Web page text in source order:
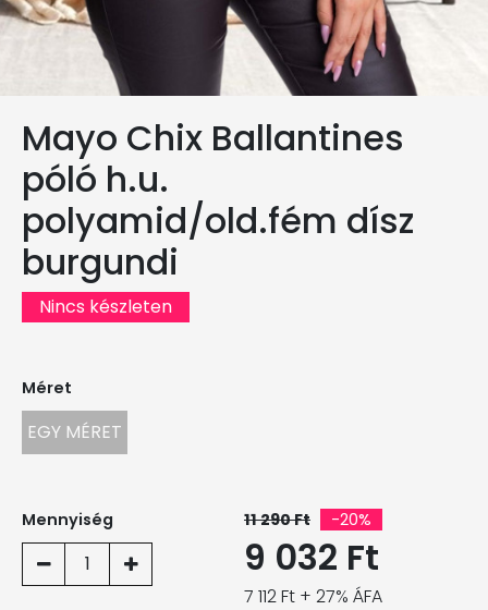
Mayo Chix Ballantines
póló h.u.
polyamid/old.fém dísz
burgundi
Nincs készleten
Méret
EGY MÉRET
Mennyiség
1
11 290 Ft -20%
9 032 Ft
7 112 Ft + 27% ÁFA